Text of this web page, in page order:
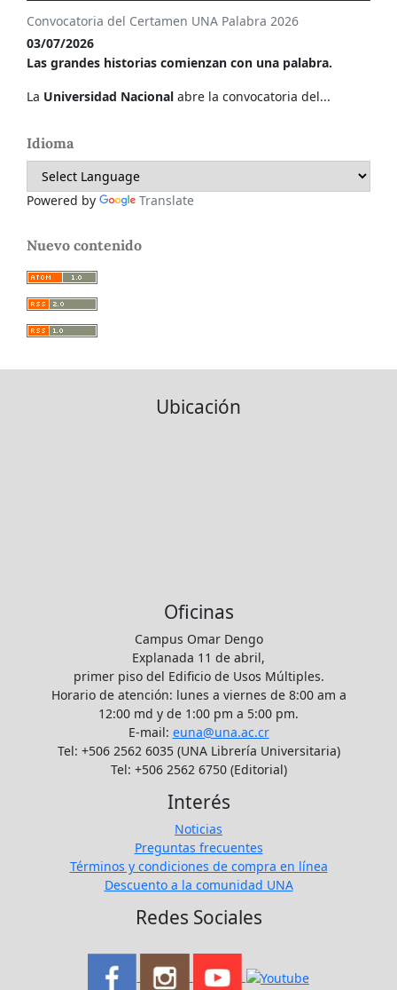
Convocatoria del Certamen UNA Palabra 2026
03/07/2026
Las grandes historias comienzan con una palabra.
La Universidad Nacional abre la convocatoria del...
Idioma
Powered by Translate
Nuevo contenido
Ubicación
Oficinas
Campus Omar Dengo
Explanada 11 de abril,
primer piso del Edificio de Usos Múltiples.
Horario de atención: lunes a viernes de 8:00 am a
12:00 md y de 1:00 pm a 5:00 pm.
E-mail: euna@una.ac.cr
Tel: +506 2562 6035 (UNA Librería Universitaria)
Tel: +506 2562 6750 (Editorial)
Interés
Noticias
Preguntas frecuentes
Términos y condiciones de compra en línea
Descuento a la comunidad UNA
Redes Sociales